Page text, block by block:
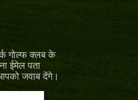
गोल्फ क्लब के
ईमेल पता
जवाब देंगे।